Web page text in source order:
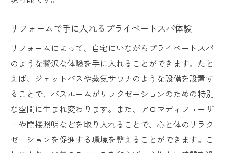
リフォームで手に入れるプライベートスパ体験
リフォームによって、自宅にいながらプライベートスパ
のような贅沢な体験を手に入れることができます。たと
えば、ジェットバスや蒸気サウナのような設備を設置す
ることで、バスルームがリラクゼーションのための特別
な空間に生まれ変わります。また、アロマディフューザ
ーや間接照明などを取り入れることで、心と体のリラク
ゼーションを促進する環境を整えることができます。こ